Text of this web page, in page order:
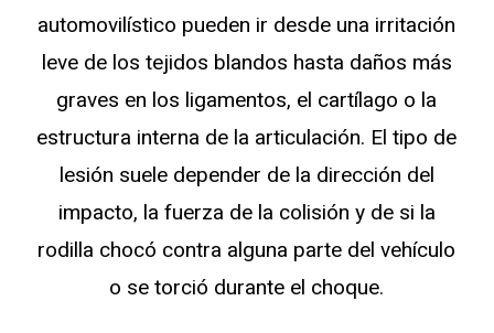
automovilístico pueden ir desde una irritación
leve de los tejidos blandos hasta daños más
graves en los ligamentos, el cartílago o la
estructura interna de la articulación. El tipo de
lesión suele depender de la dirección del
impacto, la fuerza de la colisión y de si la
rodilla chocó contra alguna parte del vehículo
o se torció durante el choque.